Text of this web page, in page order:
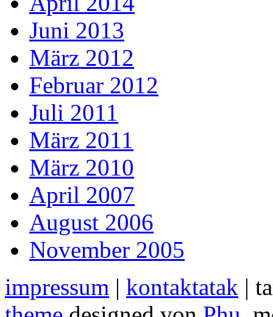
Juni 2013
März 2012
Februar 2012
Juli 2011
März 2011
März 2010
April 2007
August 2006
November 2005
impressum | kontaktatak |